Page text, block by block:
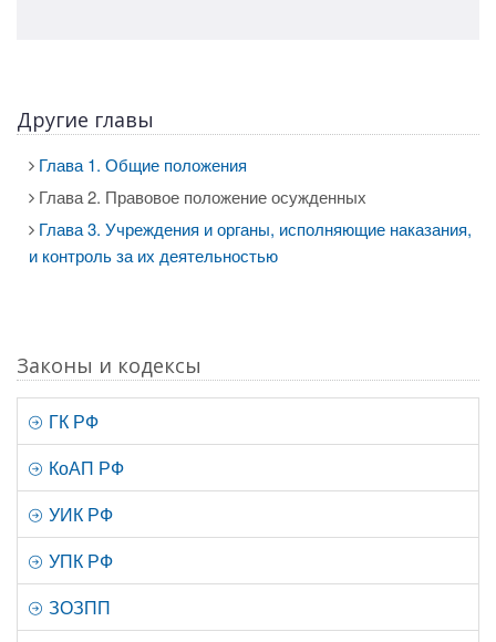
Другие главы
Глава 1. Общие положения
Глава 2. Правовое положение осужденных
Глава 3. Учреждения и органы, исполняющие наказания,
и контроль за их деятельностью
Законы и кодексы
ГК РФ
КоАП РФ
УИК РФ
УПК РФ
ЗОЗПП